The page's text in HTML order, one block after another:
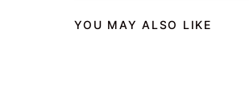
YOU MAY ALSO LIKE